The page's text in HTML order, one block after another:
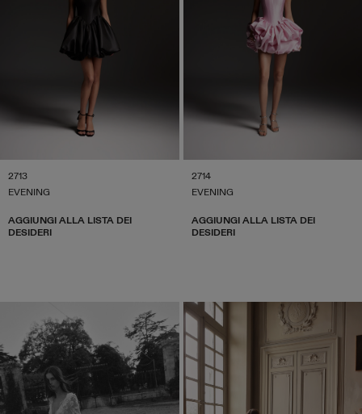
2713
EVENING
AGGIUNGI ALLA LISTA DEI
DESIDERI
2714
EVENING
AGGIUNGI ALLA LISTA DEI
DESIDERI